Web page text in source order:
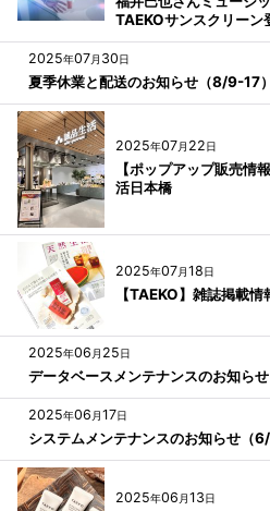
絞り込
TAEKOサンスクリーン
2025年07月 30日
夏季休業と配送のお知らせ（8/9-17）
2025年07月 22日
【ポップアップ販売情
活日本橋
2025年07月18日
【TAEKO】雑誌掲
2025年06 月 25日
データベースメンテナンスのお知ら
2025年06 月17日
システムメンテナンスのお知らせ（6/
2025年06 月13日